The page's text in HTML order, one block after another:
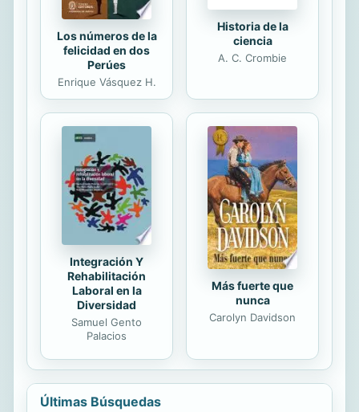
Los números de la
felicidad en dos
Perúes
Enrique Vásquez H.
Historia de la
ciencia
A. C. Crombie
Integración Y
Rehabilitación
Laboral en la
Diversidad
Samuel Gento
Palacios
Más fuerte que
nunca
Carolyn Davidson
Últimas Búsquedas